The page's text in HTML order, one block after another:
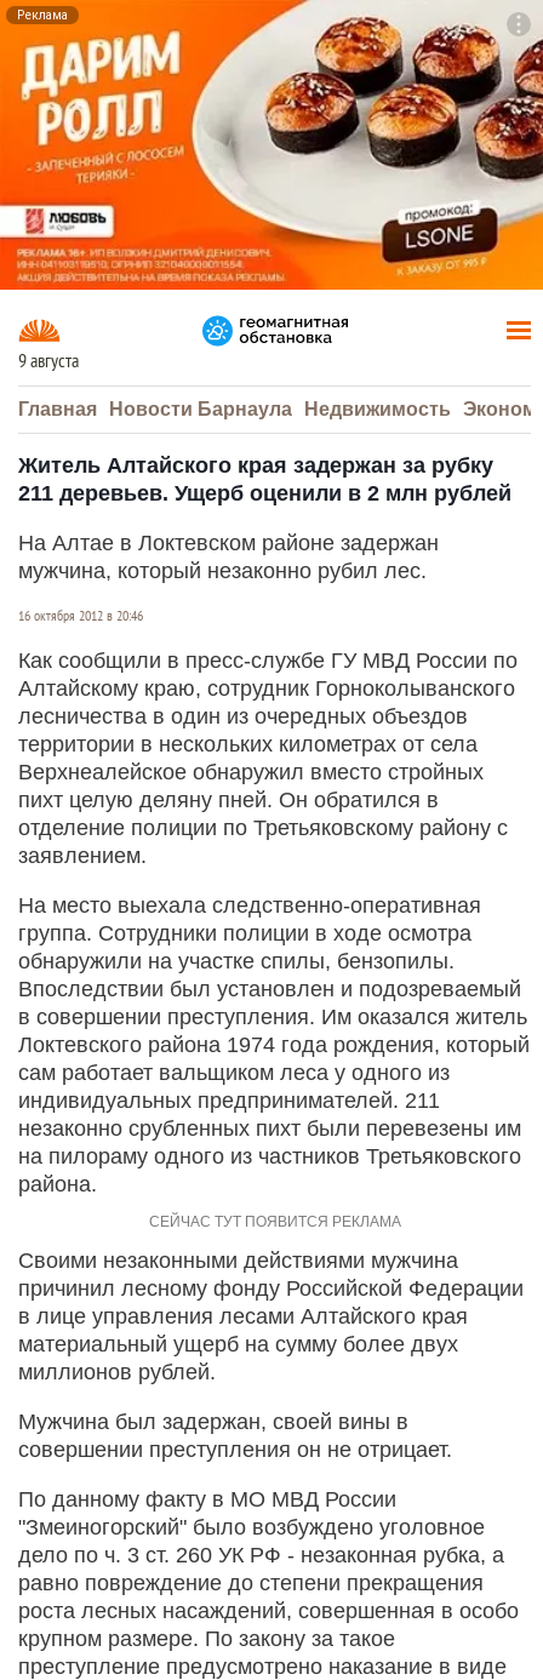
Реклама
9 августа
Главная Новости Барнаула Недвижимость
Житель Алтайского края задержан за рубку
211 деревьев. Ущерб оценили в 2 млн рублей
На Алтае в Локтевском районе задержан
мужчина, который незаконно рубил лес.
16 октября 2012 в 20:46
Как сообщили в пресс-службе ГУ МВД России по
Алтайскому краю, сотрудник Горноколыванского
лесничества в один из очередных объездов
территории в нескольких километрах от села
Верхнеалейское обнаружил вместо стройных
пихт целую деляну пней. Он обратился в
отделение полиции по Третьяковскому району с
заявлением.
На место выехала следственно-оперативная
группа. Сотрудники полиции в ходе осмотра
обнаружили на участке спилы, бензопилы.
Впоследствии был установлен и подозреваемый
в совершении преступления. Им оказался житель
Локтевского района 1974 года рождения, который
сам работает вальщиком леса у одного из
индивидуальных предпринимателей. 211
незаконно срубленных пихт были перевезены им
на пилораму одного из частников Третьяковского
района.
Своими незаконными действиями мужчина
причинил лесному фонду Российской Федерации
в лице управления лесами Алтайского края
материальный ущерб на сумму более двух
миллионов рублей.
Мужчина был задержан, своей вины в
совершении преступления он не отрицает.
По данному факту в МО МВД России
"Змеиногорский" было возбуждено уголовное
дело по ч. 3 ст. 260 УК РФ - незаконная рубка, а
равно повреждение до степени прекращения
роста лесных насаждений, совершенная в особо
крупном размере. По закону за такое
преступление предусмотрено наказание в виде